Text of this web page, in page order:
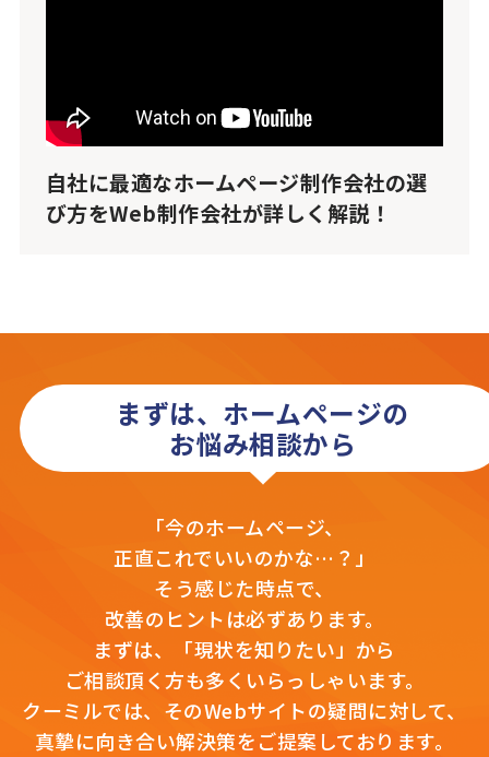
自社に最適なホームページ制作会社の選
び方をWeb制作会社が詳しく解説！
まずは、ホームページの
お悩み相談から
「今のホームページ、
正直これでいいのかな…？」
そう感じた時点で、
改善のヒントは必ずあります。
まずは、「現状を知りたい」から
ご相談頂く方も多くいらっしゃいます。
クーミルでは、そのWebサイトの疑問に対して、
真摯に向き合い解決策をご提案しております。